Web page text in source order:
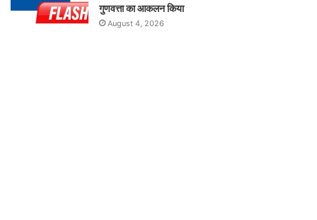
गुणवत्ता का आकलन किया
August 4, 2026